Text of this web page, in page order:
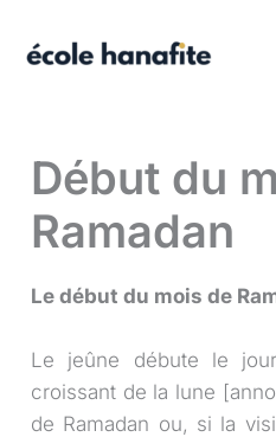
Début du
Ramadan
Le début du mois de
Le jeûne débute le
croissant de la lune
de Ramadan ou, si la